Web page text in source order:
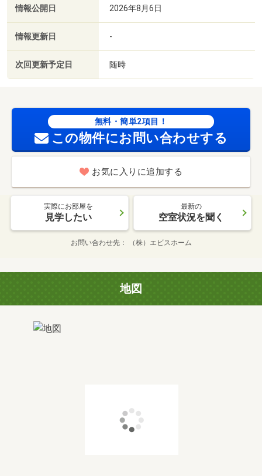
情報公開日 2026年8月6日
情報更新日 -
次回更新予定日 随時
無料・簡単2項目！
この物件にお問い合わせする
お気に入りに追加する
実際にお部屋を
見学したい
最新の
空室状況を聞く
お問い合わせ先 （株）エビスホーム
地図